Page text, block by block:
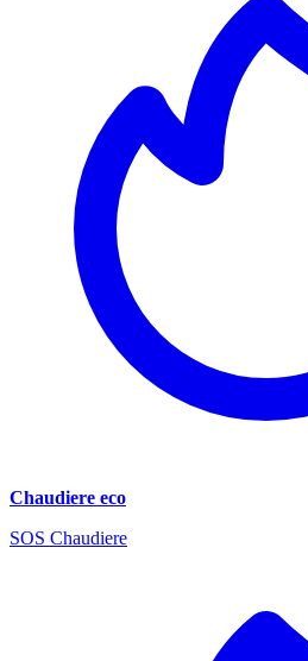
Chaudiere eco
SOS Chaudiere